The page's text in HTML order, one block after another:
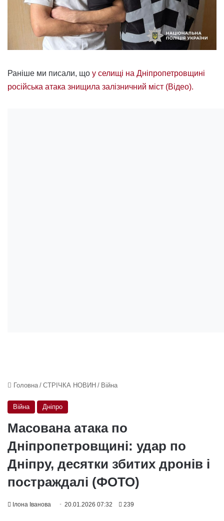
Раніше ми писали, що у селищі на Дніпропетровщині
російська атака знищила залізничний міст (Відео).